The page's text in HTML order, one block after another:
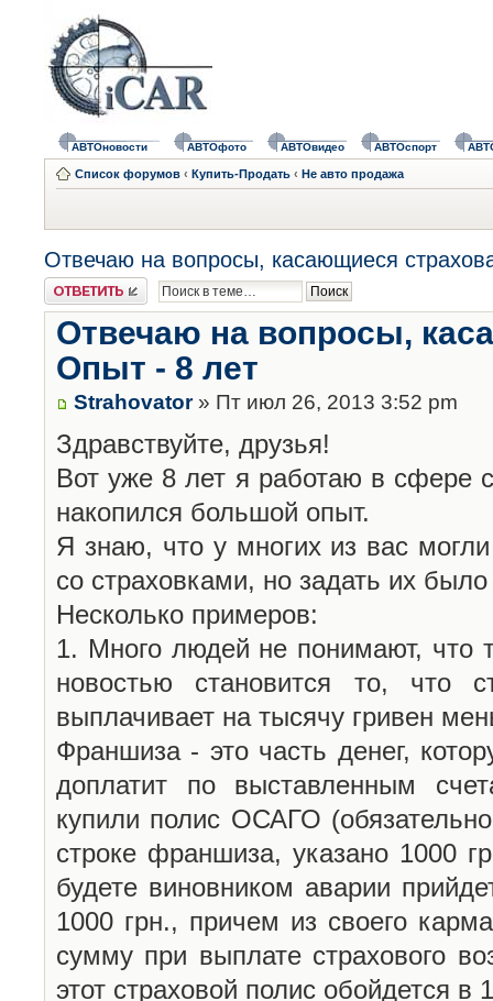
АВТОновости АВТОфото АВТОвидео АВТОспорт
Список форумов ‹ Купить-Продать ‹ Не авто продажа
Отвечаю на вопросы, касающиеся
Ответить
Отвечаю на вопросы,
Опыт - 8 лет
Strahovator» Пт июл 26, 2013 3:52 pm
Здравствуйте, друзья!
Вот уже 8 лет я работаю в сфере
накопился большой опыт.
Я знаю, что у многих из вас
со страховками, но задать их
Несколько примеров:
1. Много людей не понимают, что
новостью становится то, что
выплачивает на тысячу гривен
Франшиза - это часть денег,
доплатит по выставленным
купили полис ОСАГО
строке франшиза, указано 1000
будете виновником аварии
1000 грн., причем из своего
сумму при выплате страхового
этот страховой полис обойдется в